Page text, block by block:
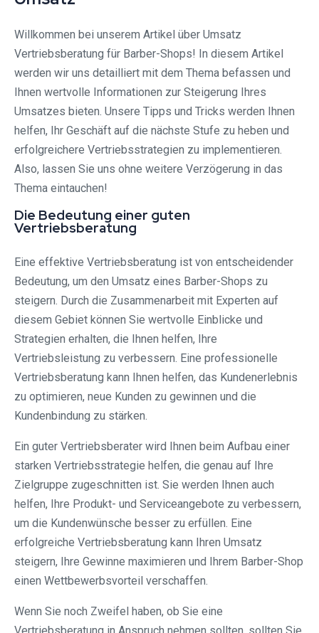
Willkommen bei unserem Artikel über Umsatz
Vertriebsberatung für Barber-Shops! In diesem Artikel
werden wir uns detailliert mit dem Thema befassen und
Ihnen wertvolle Informationen zur Steigerung Ihres
Umsatzes bieten. Unsere Tipps und Tricks werden Ihnen
helfen, Ihr Geschäft auf die nächste Stufe zu heben und
erfolgreichere Vertriebsstrategien zu implementieren.
Also, lassen Sie uns ohne weitere Verzögerung in das
Thema eintauchen!
Die Bedeutung einer guten
Vertriebsberatung
Eine effektive Vertriebsberatung ist von entscheidender
Bedeutung, um den Umsatz eines Barber-Shops zu
steigern. Durch die Zusammenarbeit mit Experten auf
diesem Gebiet können Sie wertvolle Einblicke und
Strategien erhalten, die Ihnen helfen, Ihre
Vertriebsleistung zu verbessern. Eine professionelle
Vertriebsberatung kann Ihnen helfen, das Kundenerlebnis
zu optimieren, neue Kunden zu gewinnen und die
Kundenbindung zu stärken.
Ein guter Vertriebsberater wird Ihnen beim Aufbau einer
starken Vertriebsstrategie helfen, die genau auf Ihre
Zielgruppe zugeschnitten ist. Sie werden Ihnen auch
helfen, Ihre Produkt- und Serviceangebote zu verbessern,
um die Kundenwünsche besser zu erfüllen. Eine
erfolgreiche Vertriebsberatung kann Ihren Umsatz
steigern, Ihre Gewinne maximieren und Ihrem Barber-Shop
einen Wettbewerbsvorteil verschaffen.
Wenn Sie noch Zweifel haben, ob Sie eine